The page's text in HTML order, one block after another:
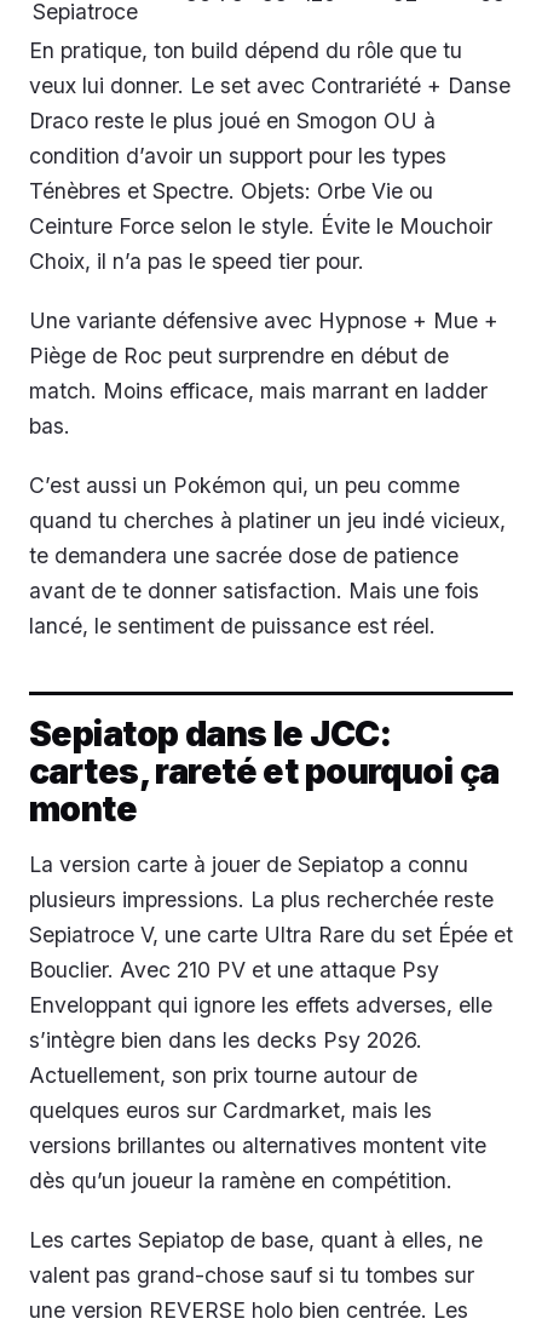
Sepiatroce
En pratique, ton build dépend du rôle que tu
veux lui donner. Le set avec Contrariété + Danse
Draco reste le plus joué en Smogon OU à
condition d’avoir un support pour les types
Ténèbres et Spectre. Objets: Orbe Vie ou
Ceinture Force selon le style. Évite le Mouchoir
Choix, il n’a pas le speed tier pour.
Une variante défensive avec Hypnose + Mue +
Piège de Roc peut surprendre en début de
match. Moins efficace, mais marrant en ladder
bas.
C’est aussi un Pokémon qui, un peu comme
quand tu cherches à platiner un jeu indé vicieux,
te demandera une sacrée dose de patience
avant de te donner satisfaction. Mais une fois
lancé, le sentiment de puissance est réel.
Sepiatop dans le JCC:
cartes, rareté et pourquoi ça
monte
La version carte à jouer de Sepiatop a connu
plusieurs impressions. La plus recherchée reste
Sepiatroce V, une carte Ultra Rare du set Épée et
Bouclier. Avec 210 PV et une attaque Psy
Enveloppant qui ignore les effets adverses, elle
s’intègre bien dans les decks Psy 2026.
Actuellement, son prix tourne autour de
quelques euros sur Cardmarket, mais les
versions brillantes ou alternatives montent vite
dès qu’un joueur la ramène en compétition.
Les cartes Sepiatop de base, quant à elles, ne
valent pas grand-chose sauf si tu tombes sur
une version REVERSE holo bien centrée. Les